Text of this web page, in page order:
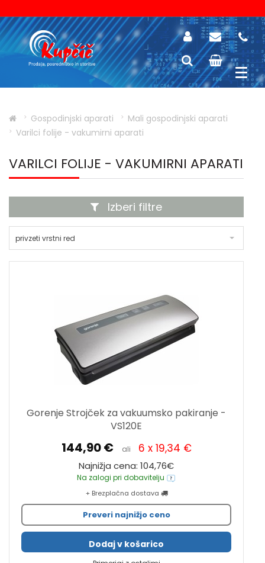
Gospodinjski aparati
Mali gospodinjski aparati
Varilci folije - vakumirni aparati
VARILCI FOLIJE - VAKUMIRNI APARATI
Izberi filtre
privzeti vrstni red
Gorenje Strojček za vakuumsko pakiranje -
VS120E
144,90 € ali 6 x 19,34 €
Najnižja cena: 104,76€
Na zalogi pri dobavitelju
+ Brezplačna dostava
Preveri najnižjo ceno
Dodaj v košarico